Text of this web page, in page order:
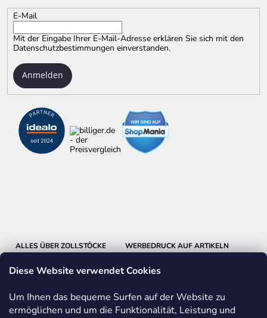
Diese Website verwendet Cookies
Um Ihnen das bequeme Surfen auf der Website zu
ermöglichen und um die Funktionalität, Leistung und
E-Mail
Mit der Eingabe Ihrer E-Mail-Adresse erklären Sie sich mit den
Datenschutzbestimmungen einverstanden.
Anmelden
ALLES ÜBER ZOLLSTÖCKE WERBEDRUCK AUF ARTIKELN